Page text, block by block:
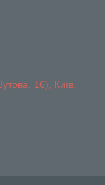
16), Київ,